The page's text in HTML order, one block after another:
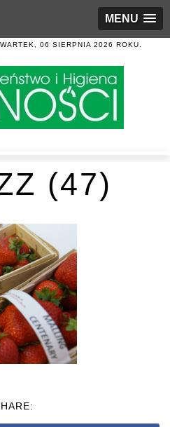
MENU
06 SIERPNIA 2026 ROKU.
(47)